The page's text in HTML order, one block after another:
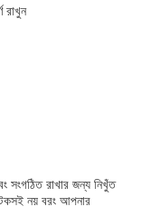
রাখুন
সংগঠিত রাখার জন্য নিখুঁত
নয় বরং আপনার